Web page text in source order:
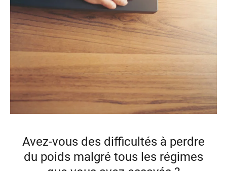
Avez-vous des difficultés à perdre
du poids malgré tous les régimes